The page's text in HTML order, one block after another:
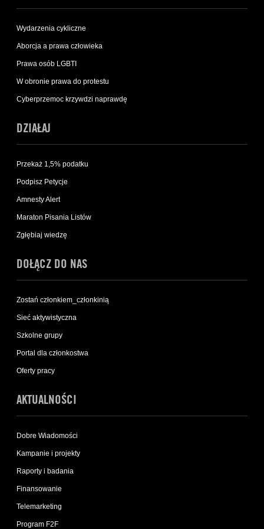
Wydarzenia cykliczne
Aborcja a prawa człowieka
Prawa osób LGBTI
W obronie prawa do protestu
Cyberprzemoc krzywdzi naprawdę
DZIAŁAJ
Przekaż 1,5% podatku
Podpisz Petycje
Amnesty Alert
Maraton Pisania Listów
Zgłębiaj wiedzę
DOŁĄCZ DO NAS
Zostań członkiem_członkinią
Sieć aktywistyczna
Szkolne grupy
Portal dla członkostwa
Oferty pracy
AKTUALNOŚCI
Dobre Wiadomości
Kampanie i projekty
Raporty i badania
Finansowanie
Telemarketing
Program F2F